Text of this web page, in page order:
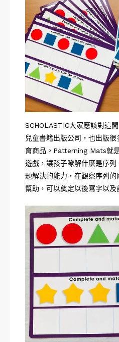
SCHOLASTIC大家應該對這
兒童書籍出版公司，也出版
育商品。 Patterning Mats就
遊戲，讓孩子瞭解什麼是序列
題解決的能力，在觀察序列
幫助，可以奠定以後寫字以及